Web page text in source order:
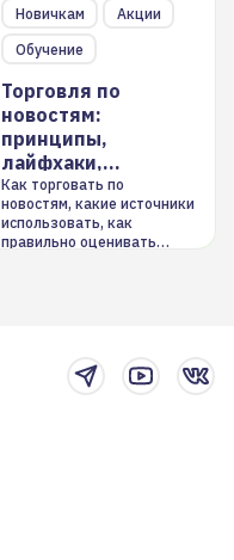
Новичкам
Акции
Обучение
Торговля по
новостям:
принципы,
лайфхаки,
инструменты
Как торговать по
новостям, какие источники
использовать, как
правильно оценивать